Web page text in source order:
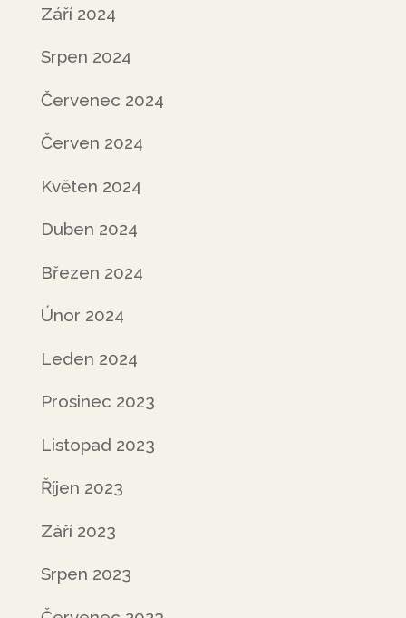
Září 2024
Srpen 2024
Červenec 2024
Červen 2024
Květen 2024
Duben 2024
Březen 2024
Únor 2024
Leden 2024
Prosinec 2023
Listopad 2023
Říjen 2023
Září 2023
Srpen 2023